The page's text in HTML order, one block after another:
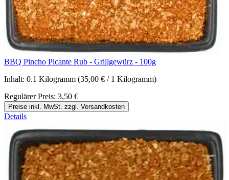
BBQ Pincho Picante Rub - Grillgewürz - 100g
Inhalt: 0.1 Kilogramm (35,00 € / 1 Kilogramm)
Regulärer Preis: 3,50 €
Preise inkl. MwSt. zzgl. Versandkosten
Details